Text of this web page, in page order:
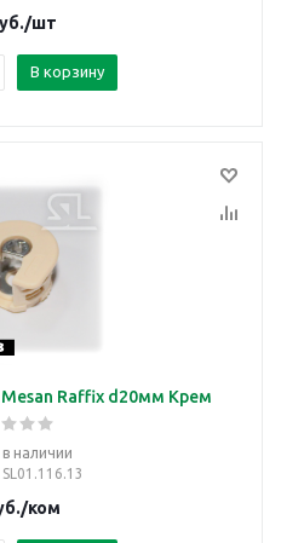
/шт
В корзину
Raffix d20мм Крем
наличии
SL01.116.13
/ком